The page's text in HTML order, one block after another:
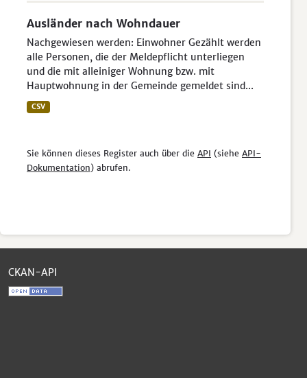
Ausländer nach Wohndauer
Nachgewiesen werden: Einwohner Gezählt werden
alle Personen, die der Meldepflicht unterliegen
und die mit alleiniger Wohnung bzw. mit
Hauptwohnung in der Gemeinde gemeldet sind...
CSV
Sie können dieses Register auch über die API (siehe API-
Dokumentation) abrufen.
CKAN-API